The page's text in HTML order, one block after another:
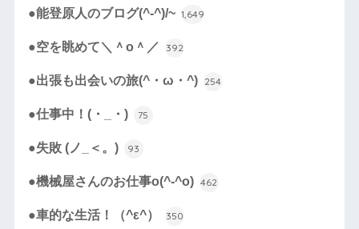
●能登原人のブログ(^-^)/~ 1,649
●空を眺めて＼＾o＾／ 392
●出張も出会いの旅(^・ω・^) 254
●仕事中！(・_・) 75
●失敗 (ノ_＜。) 93
●機械屋さんのお仕事o(^-^o) 462
●車的な生活！（^ε^） 350